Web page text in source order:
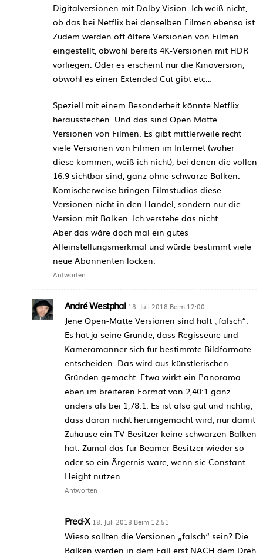
Digitalversionen mit Dolby Vision. Ich weiß nicht,
ob das bei Netflix bei denselben Filmen ebenso ist.
Zudem werden oft ältere Versionen von Filmen
eingestellt, obwohl bereits 4K-Versionen mit HDR
vorliegen. Oder es erscheint nur die Kinoversion,
obwohl es einen Extended Cut gibt etc…
Speziell mit einem Besonderheit könnte Netflix
herausstechen. Und das sind Open Matte
Versionen von Filmen. Es gibt mittlerweile recht
viele Versionen von Filmen im Internet (woher
diese kommen, weiß ich nicht), bei denen die vollen
16:9 sichtbar sind, ganz ohne schwarze Balken.
Komischerweise bringen Filmstudios diese
Versionen nicht in den Handel, sondern nur die
Version mit Balken. Ich verstehe das nicht.
Aber das wäre doch mal ein gutes
Alleinstellungsmerkmal und würde bestimmt viele
neue Abonnenten locken.
Antworten
André Westphal 18. Juli 2018 Beim 12:00
Jene Open-Matte Versionen sind halt „falsch“.
Es hat ja seine Gründe, dass Regisseure und
Kameramänner sich für bestimmte Bildformate
entscheiden. Das wird aus künstlerischen
Gründen gemacht. Etwa wirkt ein Panorama
eben im breiteren Format von 2,40:1 ganz
anders als bei 1,78:1. Es ist also gut und richtig,
dass daran nicht herumgemacht wird, nur damit
Zuhause ein TV-Besitzer keine schwarzen Balken
hat. Zumal das für Beamer-Besitzer wieder so
oder so ein Ärgernis wäre, wenn sie Constant
Height nutzen.
Antworten
Pred-X 18. Juli 2018 Beim 12:51
Wieso sollten die Versionen „falsch“ sein? Die
Balken werden in dem Fall erst NACH dem Dreh